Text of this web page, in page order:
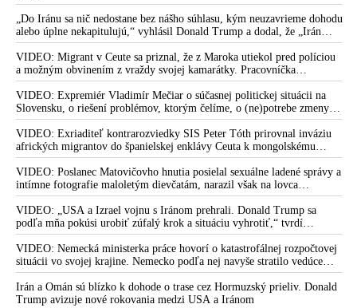
„Do Iránu sa nič nedostane bez nášho súhlasu, kým neuzavrieme dohodu
alebo úplne nekapitulujú,“ vyhlásil Donald Trump a dodal, že „Irán
nikdy nebude mať jadrovú zbraň!“
VIDEO: Migrant v Ceute sa priznal, že z Maroka utiekol pred políciou
a možným obvinením z vraždy svojej kamarátky. Pracovníčka
migračného centra v Ceute medzitým potvrdila, že väčšina utečencov v
meste pochádza zo subsaharskej Afriky, ale taktiež z Bangladéša a
Jemenu
VIDEO: Expremiér Vladimír Mečiar o súčasnej politickej situácii na
Slovensku, o riešení problémov, ktorým čelíme, o (ne)potrebe zmeny
volebného systému, ale aj o meniacom sa svetovom poriadku a
postavení našej vlasti v ňom
VIDEO: Exriaditeľ kontrarozviedky SIS Peter Tóth prirovnal inváziu
afrických migrantov do španielskej enklávy Ceuta k mongolskému
vpádu do strednej Európy, ku ktorému došlo v 13. storočí
VIDEO: Poslanec Matovičovho hnutia posielal sexuálne ladené správy a
intímne fotografie maloletým dievčatám, narazil však na lovca
pedofilov
VIDEO: „USA a Izrael vojnu s Iránom prehrali. Donald Trump sa
podľa mňa pokúsi urobiť zúfalý krok a situáciu vyhrotiť,“ tvrdí
americký armádny plukovník vo výslužbe Douglas Macgregor
VIDEO: Nemecká ministerka práce hovorí o katastrofálnej rozpočtovej
situácii vo svojej krajine. Nemecko podľa nej navyše stratilo vedúce
postavenie v mnohých technologických oblastiach
Irán a Omán sú blízko k dohode o trase cez Hormuzský prieliv. Donald
Trump avizuje nové rokovania medzi USA a Iránom